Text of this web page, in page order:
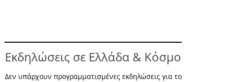
Εκδηλώσεις σε Ελλάδα & Κόσμο
Δεν υπάρχουν προγραμματισμένες εκδηλώσεις για το